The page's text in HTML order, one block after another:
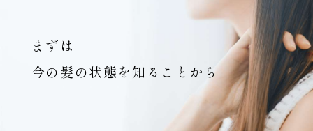
まずは
今の髪の状態を知ることから